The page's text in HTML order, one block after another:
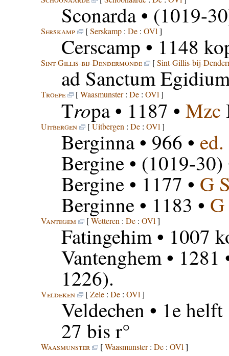
Sconarda• (1019-
Serskamp [Serskamp: De: OVl ]
Cerscamp • 1148
Sint-Gillis-bij-Dendermonde [Sint-Gillis-bij-
ad Sanctum
Troepe [Waasmunster: De: OVl ]
Tropa• 1187 • Mzc
Uitbergen [Uitbergen : De: OVl ]
Berginna• 966 •
Bergine• (1019-
Bergine• 1177 • G
Berginne• 1183 •
Vantegem [Wetteren : De: OVl ]
Fatingehim• 1007
Vantenghem• 1281
1226).
Veldeken [Zele: De: OVl ]
Veldechen • 1e
27 bis r°
Waasmunster [Waasmunster: De: OVl ]